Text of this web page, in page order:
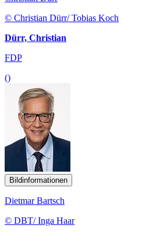
© Christian Dürr/ Tobias Koch
Dürr, Christian
FDP
()
Bildinformationen
Dietmar Bartsch
© DBT/ Inga Haar